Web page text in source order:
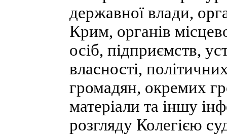
державної влади,
Крим, органів
осіб, підприємств,
власності,
громадян, окремих
матеріали та іншу
розгляду Колегією